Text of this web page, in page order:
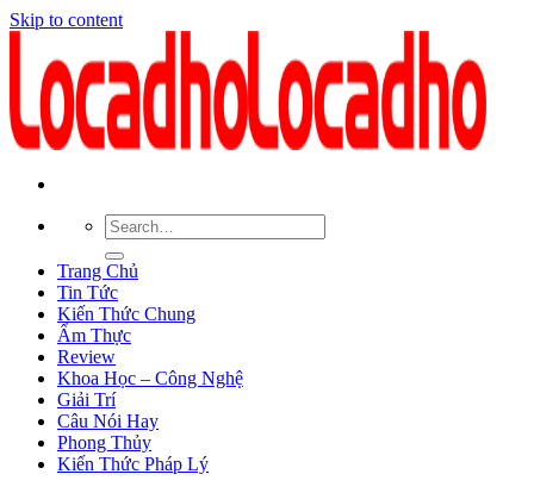
Skip to content
Trang Chủ
Tin Tức
Kiến Thức Chung
Ẩm Thực
Review
Khoa Học – Công Nghệ
Giải Trí
Câu Nói Hay
Phong Thủy
Kiến Thức Pháp Lý